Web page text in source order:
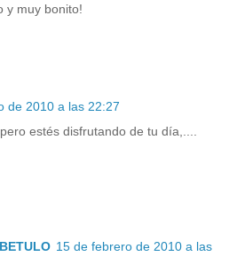
y muy bonito!
de 2010 a las 22:27
estés disfrutando de tu día,....
15 de febrero de 2010 a las